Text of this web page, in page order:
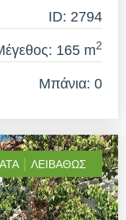
ID: 2794
165 m2
Μπάνια: 0
| ΛΕΙΒΑΘΏΣ